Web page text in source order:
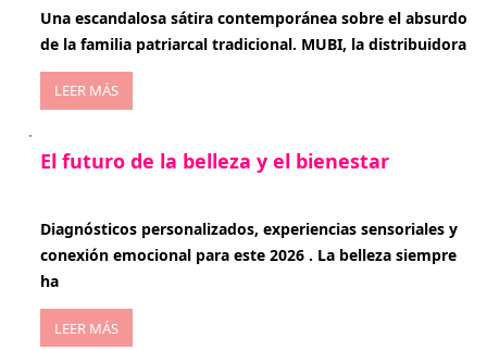
Una escandalosa sátira contemporánea sobre el absurdo
de la familia patriarcal tradicional. MUBI, la distribuidora
LEER MÁS
El futuro de la belleza y el bienestar
Diagnósticos personalizados, experiencias sensoriales y
conexión emocional para este 2026 . La belleza siempre
ha
LEER MÁS